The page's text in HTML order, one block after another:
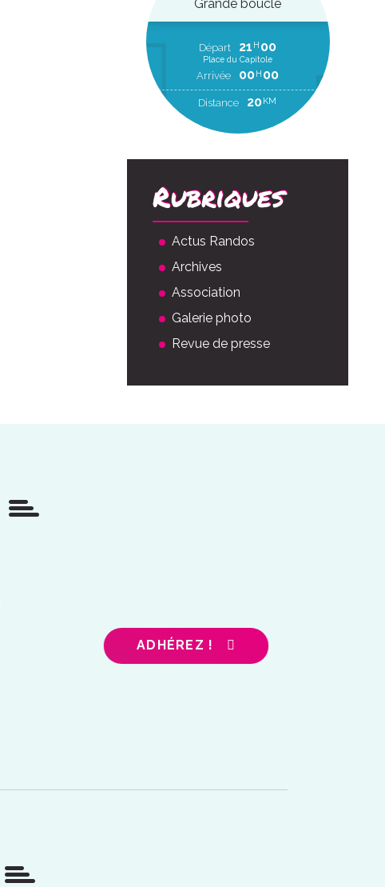
Grande boucle
Départ 21 H 00
Place du Capitole
Arrivée 00H 00
Distance 20KM
Rubriques
Actus Randos
Archives
Association
Galerie photo
Revue de presse
ADHÉREZ !